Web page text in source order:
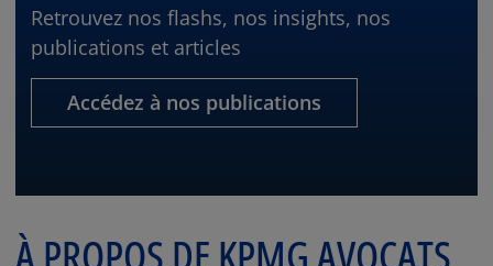
Retrouvez nos flashs, nos insights, nos
publications et articles
Accédez à nos publications